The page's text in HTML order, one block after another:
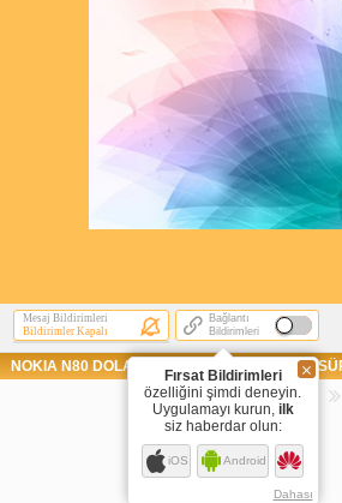
Mesaj Bildirimleri
Bildirimler Kapalı
Bağlantı
Bildirimleri
Fırsat Bildirimleri
özelliğini şimdi deneyin.
Uygulamayı kurun, ilk
siz haberdar olun:
iOS Android
Dahası
NOKIA N80 DOLARA İNAT 1200 YTL KISA Bİ
Sayfaya Git